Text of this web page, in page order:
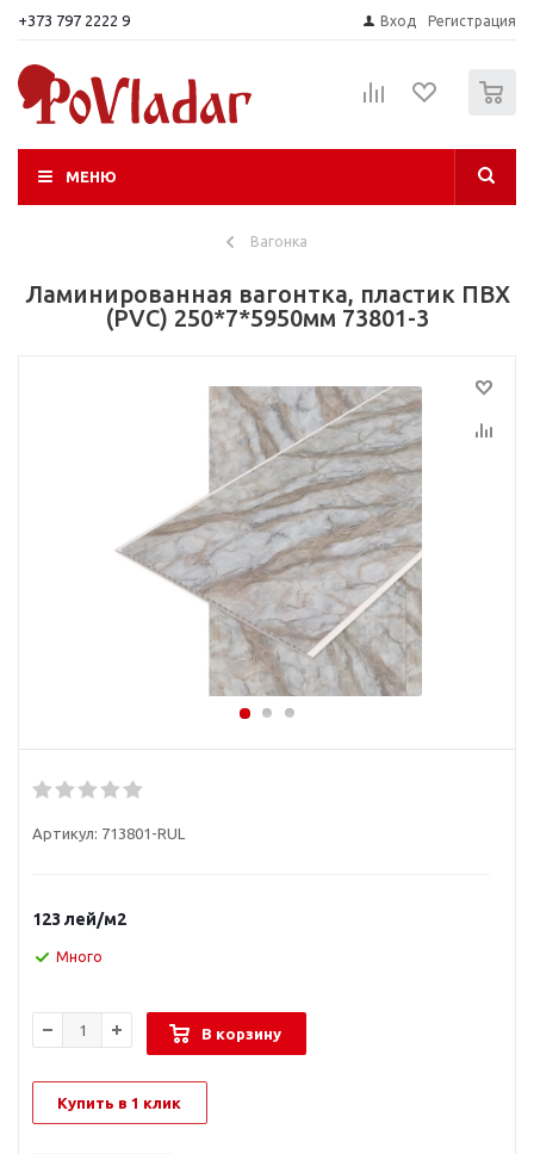
+373 797 2222 9 Вход Регистрация
МЕНЮ
Вагонка
Ламинированная вагонтка, пластик ПВХ
(PVC) 250*7*5950мм 73801-3
Артикул: 713801-RUL
123 лей/м2
Много
В корзину
Купить в 1 клик